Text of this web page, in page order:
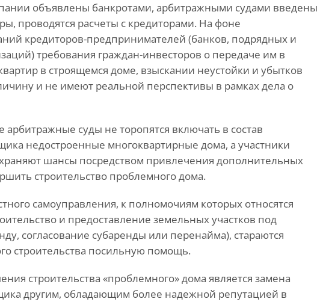
объявлены банкротами, арбитражными судами введены
проводятся расчеты с кредиторами. На фоне
кредиторов-предпринимателей (банков, подрядных и
требования граждан-инвесторов о передаче им в
в строящемся доме, взыскании неустойки и убытков
и не имеют реальной перспективы в рамках дела о
суды не торопятся включать в состав
недостроенные многоквартирные дома, а участники
шансы посредством привлечения дополнительных
строительство проблемного дома.
самоуправления, к полномочиям которых относятся
и предоставление земельных участков под
согласование субаренды или перенайма), стараются
строительства посильную помощь.
строительства «проблемного» дома является замена
другим, обладающим более надежной репутацией в